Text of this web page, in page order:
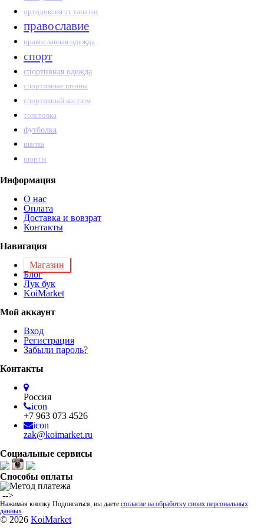
ортодоксия эт танатос
православие
православная одежда
спорт
спортивная одежда
спортивные штаны
спортивный костюм
толстовка
футболка
шапка
шорты
Информация
О нас
Оплата
Доставка и вовзрат
Контакты
Навигация
Магазин
Блог
Лук бук
KoiMarket
Мой аккаунт
Вход
Регистрация
Забыли пароль?
Контакты
Россия
icon
+7 963 073 4526
icon
zak@koimarket.ru
Социальные сервисы
Способы оплаты
​ -->
Нажимая кнопку Подписаться, вы даете согласие на обработку своих персональных
данных.
© 2026 KoiMarket